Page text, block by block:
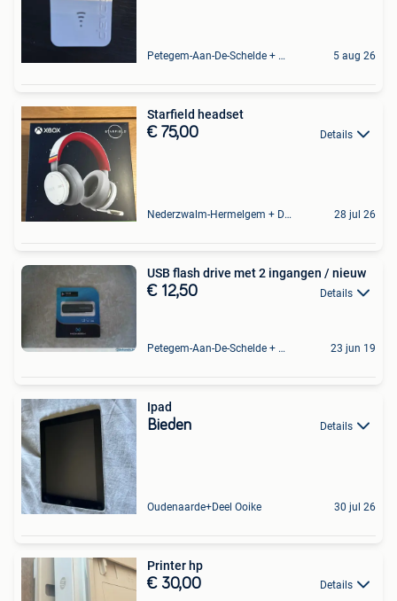
Petegem-Aan-De-Schelde + Deel Van Oudenaarde 5 aug 26
Starfield headset
€ 75,00 Details
Nederzwalm-Hermelgem + Deel Oudenaarde En Zingem 28 jul 26
USB flash drive met 2 ingangen / nieuw
€ 12,50 Details
Petegem-Aan-De-Schelde + Deel Van Oudenaarde 23 jun 19
Ipad
Bieden Details
Oudenaarde+Deel Ooike 30 jul 26
Printer hp
€ 30,00 Details